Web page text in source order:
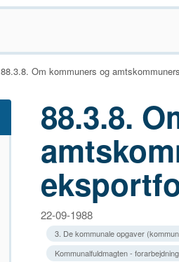
88.3.8. Om kommuners og
88.3.8.
22-09-1988
3. De kommunale opgaver
Kommunalfuldmagten - forarbejdning